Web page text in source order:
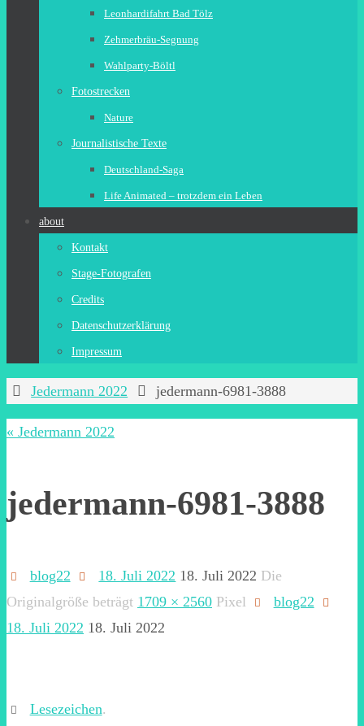
Leonhardifahrt Bad Tölz
Zehmerbräu-Segnung
Wahlparty-Böltl
Fotostrecken
Nature
Journalistische Texte
Deutschland-Saga
Life Animated – trotzdem ein Leben
about
Kontakt
Stage-Fotografen
Credits
Datenschutzerklärung
Impressum
StartJedermann 2022 jedermann-6981-3888
« Jedermann 2022
jedermann-6981-3888
blog22 18. Juli 2022 18. Juli 2022 Die
Originalgröße beträgt 1709 × 2560 Pixel
blog22
18. Juli 2022 18. Juli 2022
Lesezeichen.